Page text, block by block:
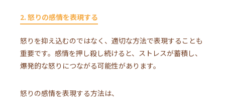
2. 怒りの感情を表現する
怒りを抑え込むのではなく、適切な方法で表現することも
重要です。感情を押し殺し続けると、ストレスが蓄積し、
爆発的な怒りにつながる可能性があります。
怒りの感情を表現する方法は、